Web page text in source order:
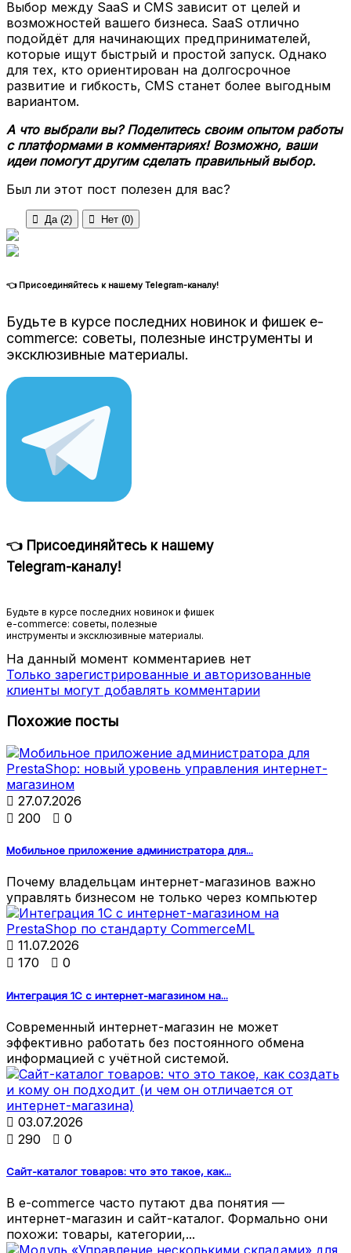
Выбор между SaaS и CMS зависит от целей и
возможностей вашего бизнеса. SaaS отлично
подойдёт для начинающих предпринимателей,
которые ищут быстрый и простой запуск. Однако
для тех, кто ориентирован на долгосрочное
развитие и гибкость, CMS станет более выгодным
вариантом.
А что выбрали вы? Поделитесь своим опытом работы
с платформами в комментариях! Возможно, ваши
идеи помогут другим сделать правильный выбор.
Был ли этот пост полезен для вас?
 Да (2)  Нет (0)
👈 Присоединяйтесь к нашему Telegram-каналу!
Будьте в курсе последних новинок и фишек e-
commerce: советы, полезные инструменты и
эксклюзивные материалы.
👈 Присоединяйтесь к нашему
Telegram-каналу!
Будьте в курсе последних новинок и фишек
e-commerce: советы, полезные
инструменты и эксклюзивные материалы.
На данный момент комментариев нет
Только зарегистрированные и авторизованные
клиенты могут добавлять комментарии
Похожие посты
 27.07.2026
 200  0
Мобильное приложение администратора для...
Почему владельцам интернет-магазинов важно
управлять бизнесом не только через компьютер
 11.07.2026
 170  0
Интеграция 1С с интернет-магазином на...
Современный интернет-магазин не может
эффективно работать без постоянного обмена
информацией с учётной системой.
 03.07.2026
 290  0
Сайт-каталог товаров: что это такое, как...
В e-commerce часто путают два понятия —
интернет-магазин и сайт-каталог. Формально они
похожи: товары, категории,...